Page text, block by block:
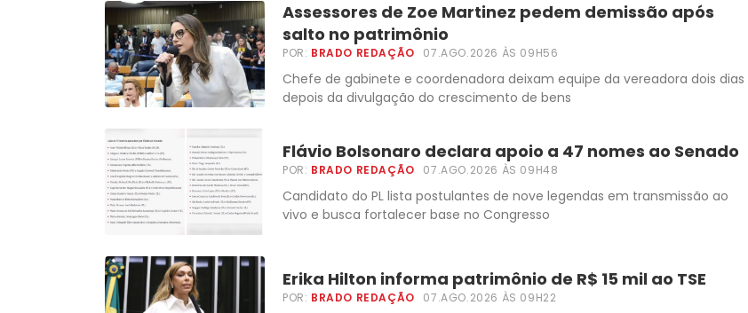
Assessores de Zoe Martinez pedem demissão após
salto no patrimônio
POR: BRADO REDAÇÃO 07.AGO.2026 ÀS 09H56
Chefe de gabinete e coordenadora deixam equipe da vereadora dois dias
depois da divulgação do crescimento de bens
Flávio Bolsonaro declara apoio a 47 nomes ao Senado
POR: BRADO REDAÇÃO 07.AGO.2026 ÀS 09H48
Candidato do PL lista postulantes de nove legendas em transmissão ao
vivo e busca fortalecer base no Congresso
Erika Hilton informa patrimônio de R$ 15 mil ao TSE
POR: BRADO REDAÇÃO 07.AGO.2026 ÀS 09H22